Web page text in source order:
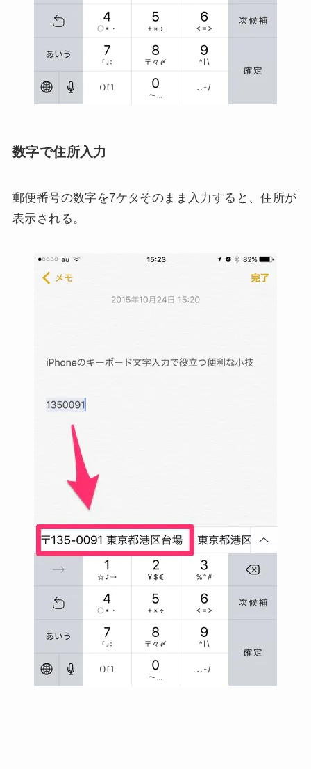
数字で住所入力
郵便番号の数字を7ケタそのまま入力すると、住所が
表示される。